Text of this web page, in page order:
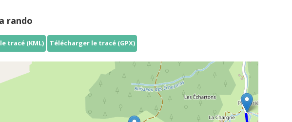
rando
tracé (KML) Télécharger le tracé (GPX)